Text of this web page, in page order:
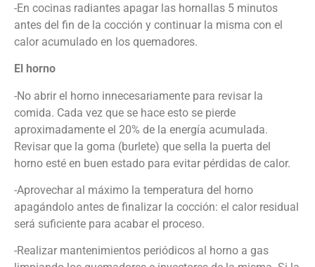
-En cocinas radiantes apagar las hornallas 5 minutos
antes del fin de la cocción y continuar la misma con el
calor acumulado en los quemadores.
El horno
-No abrir el horno innecesariamente para revisar la
comida. Cada vez que se hace esto se pierde
aproximadamente el 20% de la energía acumulada.
Revisar que la goma (burlete) que sella la puerta del
horno esté en buen estado para evitar pérdidas de calor.
-Aprovechar al máximo la temperatura del horno
apagándolo antes de finalizar la cocción: el calor residual
será suficiente para acabar el proceso.
-Realizar mantenimientos periódicos al horno a gas